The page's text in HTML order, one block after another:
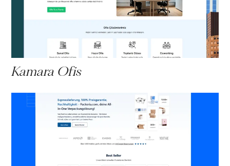
Kamara Ofis